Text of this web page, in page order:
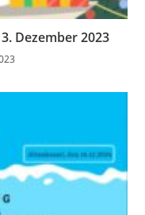
Dezember 2023